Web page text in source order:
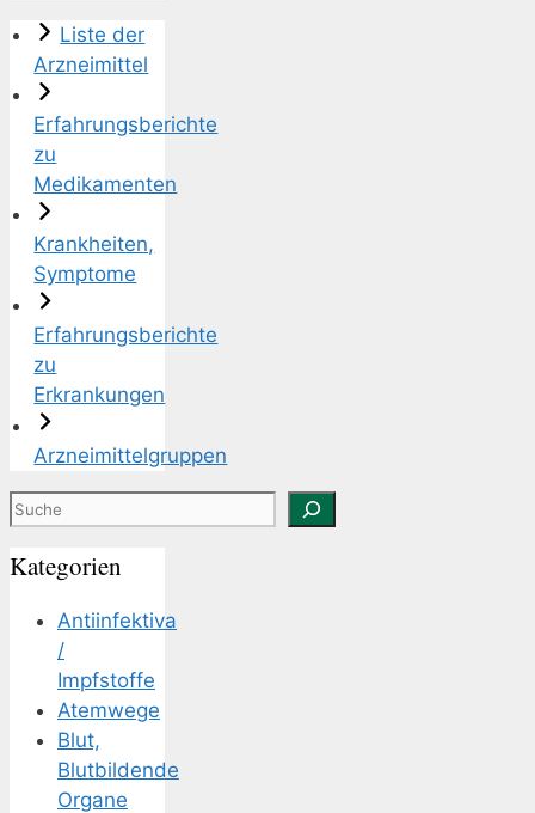
Liste der
Arzneimittel
Erfahrungsberichte
zu
Medikamenten
Krankheiten,
Symptome
Erfahrungsberichte
zu
Erkrankungen
Arzneimittelgruppen
Suchen
Kategorien
Antiinfektiva
/
Impfstoffe
Atemwege
Blut,
Blutbildende
Organe